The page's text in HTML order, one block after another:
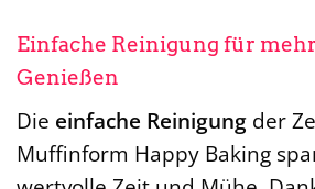
Einfache Reinigung für
Genießen
Die einfache Reinigung der
Muffinform Happy Baking